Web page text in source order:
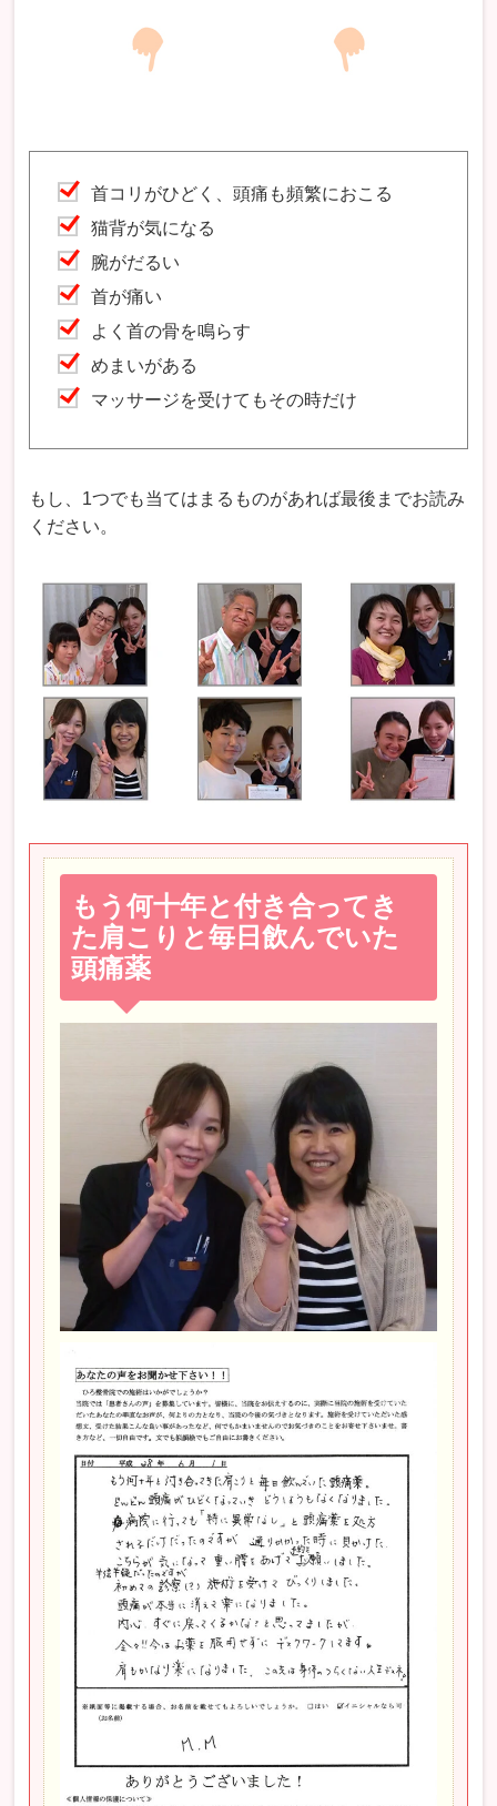
首コリがひどく、頭痛も頻繁におこる
猫背が気になる
腕がだるい
首が痛い
よく首の骨を鳴らす
めまいがある
マッサージを受けてもその時だけ
もし、1つでも当てはまるものがあれば最後までお読み
ください。
もう何十年と付き合ってき
た肩こりと毎日飲んでいた
頭痛薬